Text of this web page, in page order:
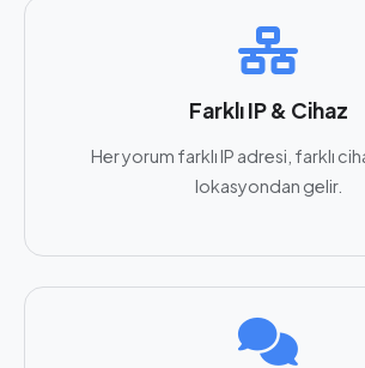
Farklı IP & Cihaz
Her yorum farklı IP adresi, farklı
lokasyondan gelir.